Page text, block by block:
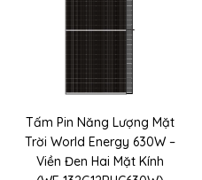
Tấm Pin Năng Lượng Mặt
Trời World Energy 630W –
Viền Đen Hai Mặt Kính